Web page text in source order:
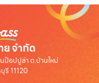
ย จำกัด
ป๊อปปูล่า ต.บ้านใหม่
รี 11120